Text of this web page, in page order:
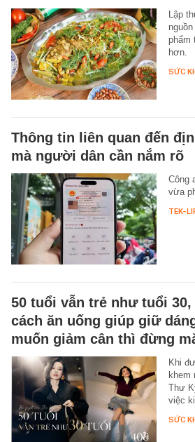
Lập
phẩm
hơn.
SỨC
Thông tin liên quan đến
mà người dân cần nắm rõ
Công
vừa
TEK-
50 tuổi vẫn trẻ như tuổi
cách ăn uống giúp giữ
muốn giảm cân thì đừng
Khi
khem
Thư
việc
SỨC